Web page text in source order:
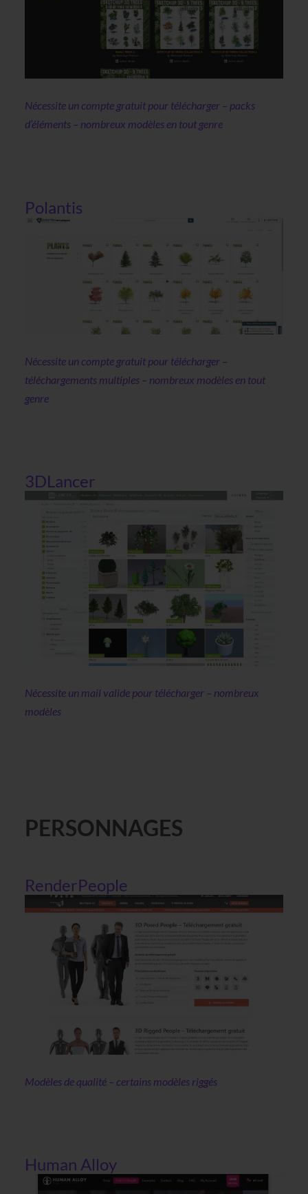
Nécessite un compte gratuit pour télécharger – packs
d’éléments – nombreux modèles en tout genre
Polantis
Nécessite un compte gratuit pour télécharger –
téléchargements multiples – nombreux modèles en tout
genre
3DLancer
Nécessite un mail valide pour télécharger – nombreux
modèles
PERSONNAGES
RenderPeople
Modèles de qualité – certains modèles riggés
Human Alloy